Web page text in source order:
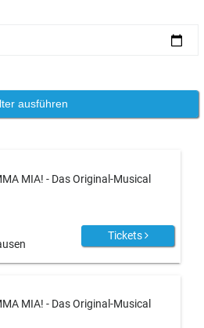
MIA! - Das Original-Musical
Tickets
MIA! - Das Original-Musical